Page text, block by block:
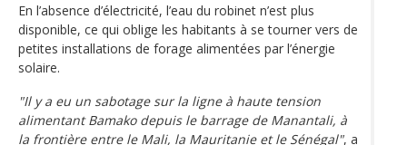
En l’absence d’électricité, l’eau du robinet n’est plus
disponible, ce qui oblige les habitants à se tourner vers de
petites installations de forage alimentées par l’énergie
solaire.
"Il y a eu un sabotage sur la ligne à haute tension
alimentant Bamako depuis le barrage de Manantali, à
la frontière entre le Mali, la Mauritanie et le Sénégal", a